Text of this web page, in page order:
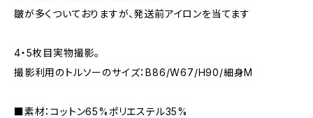
皺が多くついておりますが、発送前アイロンを当てます
4・5枚目実物撮影。
撮影利用のトルソーのサイズ：B86/W67/H90/細身M
■素材：コットン65%ポリエステル35%